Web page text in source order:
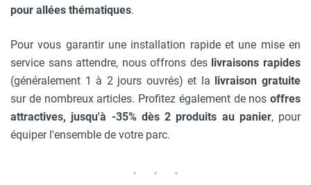
pour allées thématiques.
Pour vous garantir une installation rapide et une mise en
service sans attendre, nous offrons des livraisons rapides
(généralement 1 à 2 jours ouvrés) et la livraison gratuite
sur de nombreux articles. Profitez également de nos offres
attractives, jusqu'à -35% dès 2 produits au panier, pour
équiper l'ensemble de votre parc.